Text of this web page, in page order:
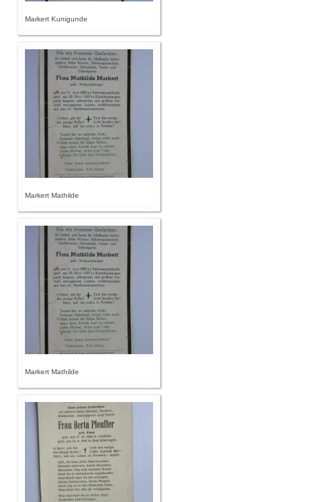
Markert Kunigunde
Markert Mathilde
Markert Mathilde